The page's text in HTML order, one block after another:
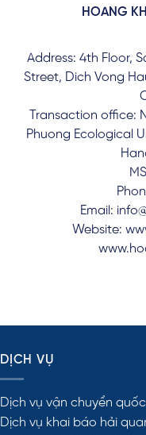
HOANG
Address: 4th Floor,
Street, Dich Vong
Transaction office:
Phuong Ecological
Email:
Website:
DỊCH VỤ
Dịch vụ vận chuyển
Dịch vụ khai báo hải